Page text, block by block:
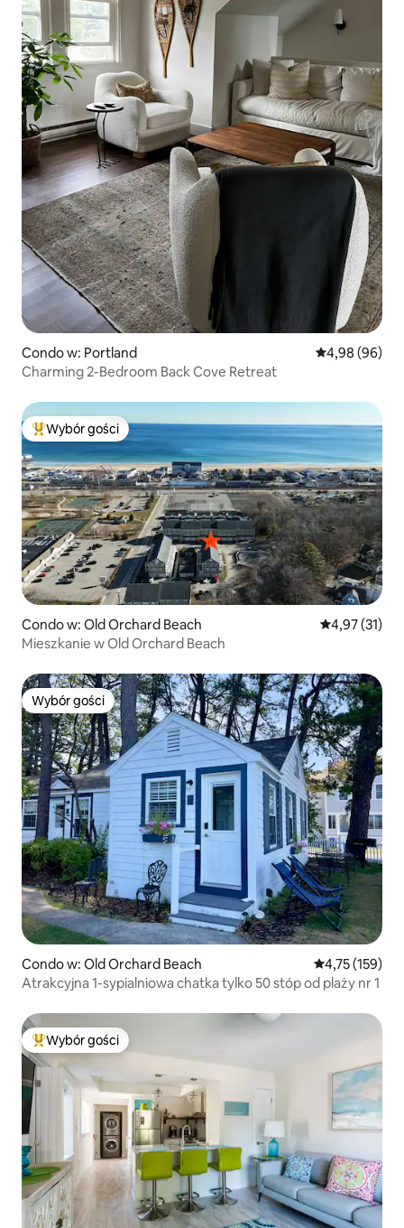
Condo w: Portland Średnia
4,98 (96)
Charming 2-Bedroom Back Cove Retreat
Najpopularniejsze z kategorii Wybór gości
Wybór gości
Condo w: Old Orchard Beach Średnia
4,97 (31)
Mieszkanie w Old Orchard Beach
Wybór gości
Wybór gości
Condo w: Old Orchard Beach Średnia
4,75 (159)
Atrakcyjna 1-sypialniowa chatka tylko 50 stóp od plaży nr 1
Najpopularniejsze z kategorii Wybór gości
Wybór gości